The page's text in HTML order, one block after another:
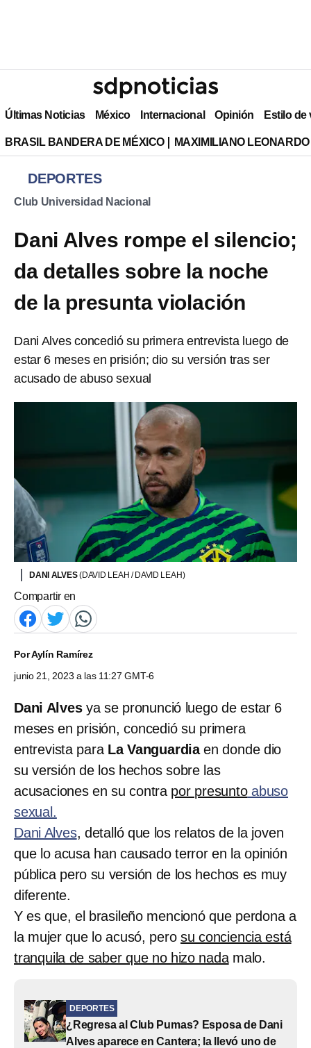
Últimas Noticias México Internacional Opinión Estilo de
BRASIL BANDERA DE MÉXICO MAXIMILIANO
DEPORTES
Club Universidad Nacional
Dani Alves rompe el silencio;
da detalles sobre la noche
de la presunta violación
Dani Alves concedió su primera entrevista luego de
estar 6 meses en prisión; dio su versión tras ser
acusado de abuso sexual
DANI ALVES(DAVID LEAH / DAVID LEAH)
Compartir en
PorAylín Ramírez
junio 21, 2023 a las 11:27 GMT-6
Dani Alves ya se pronunció luego de estar 6
meses en prisión, concedió su primera
entrevista para La Vanguardiaen donde dio
su versión de los hechos sobre las
acusaciones en su contra por presuntoabuso
sexual.
Dani Alves, detalló que los relatos de la joven
que lo acusa han causado terror en la opinión
pública pero su versión de los hechos es muy
diferente.
Y es que, el brasileño mencionó que perdona a
la mujer que lo acusó, perosu conciencia está
tranquila de saber que no hizo nadamalo.
DEPORTES
¿Regresa al Club Pumas? Esposa de Dani
Alves aparece en Cantera; la llevó uno de